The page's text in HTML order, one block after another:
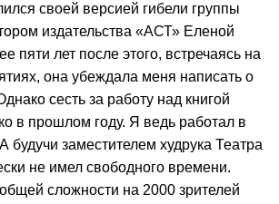
своей версией гибели группы
издательства «АСТ» Еленой
пяти лет после этого, встречаясь на
она убеждала меня написать о
сесть за работу над книгой
в прошлом году. Я ведь работал в
будучи заместителем худрука Театра
не имел свободного времени.
сложности на 2000 зрителей